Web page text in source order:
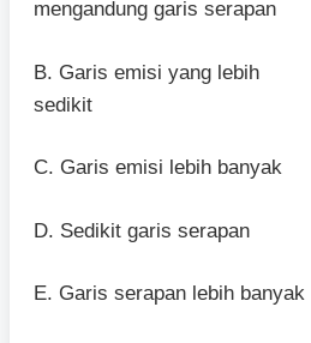
mengandung garis serapan
B. Garis emisi yang lebih
sedikit
C. Garis emisi lebih banyak
D. Sedikit garis serapan
E. Garis serapan lebih banyak